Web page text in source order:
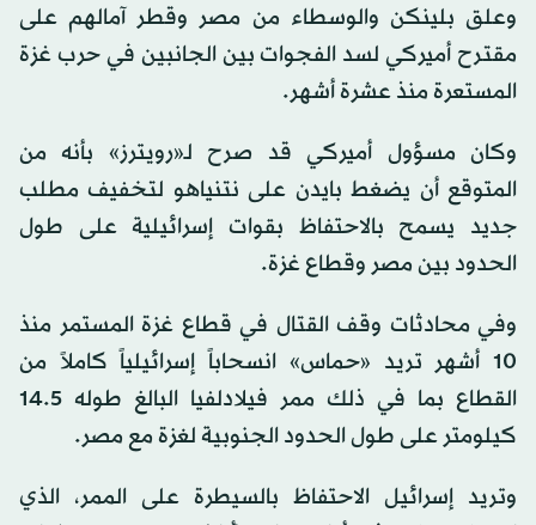
وعلق بلينكن والوسطاء من مصر وقطر آمالهم على
مقترح أميركي لسد الفجوات بين الجانبين في حرب غزة
المستعرة منذ عشرة أشهر.
وكان مسؤول أميركي قد صرح لـ«رويترز» بأنه من
المتوقع أن يضغط بايدن على نتنياهو لتخفيف مطلب
جديد يسمح بالاحتفاظ بقوات إسرائيلية على طول
الحدود بين مصر وقطاع غزة.
وفي محادثات وقف القتال في قطاع غزة المستمر منذ
10 أشهر تريد «حماس» انسحاباً إسرائيلياً كاملاً من
القطاع بما في ذلك ممر فيلادلفيا البالغ طوله 14.5
كيلومتر على طول الحدود الجنوبية لغزة مع مصر.
وتريد إسرائيل الاحتفاظ بالسيطرة على الممر، الذي